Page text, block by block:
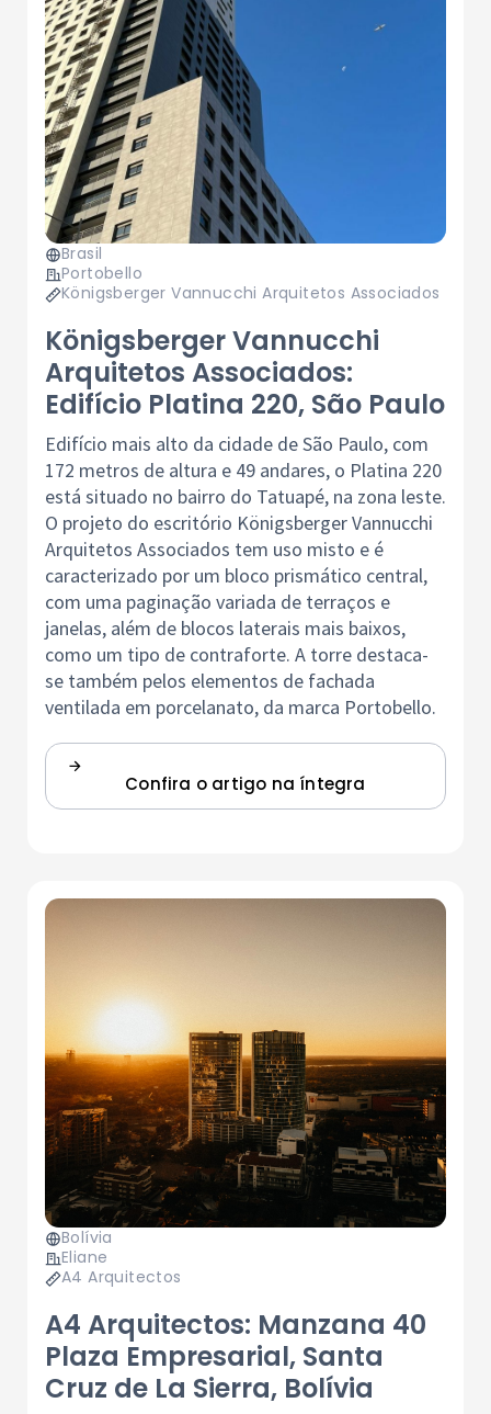
Brasil
Portobello
Königsberger Vannucchi Arquitetos Associados
Königsberger Vannucchi
Arquitetos Associados:
Edifício Platina 220, São Paulo
Edifício mais alto da cidade de São Paulo, com
172 metros de altura e 49 andares, o Platina 220
está situado no bairro do Tatuapé, na zona leste.
O projeto do escritório Königsberger Vannucchi
Arquitetos Associados tem uso misto e é
caracterizado por um bloco prismático central,
com uma paginação variada de terraços e
janelas, além de blocos laterais mais baixos,
como um tipo de contraforte. A torre destaca-
se também pelos elementos de fachada
ventilada em porcelanato, da marca Portobello.
Confira o artigo na íntegra
Bolívia
Eliane
A4 Arquitectos
A4 Arquitectos: Manzana 40
Plaza Empresarial, Santa
Cruz de La Sierra, Bolívia